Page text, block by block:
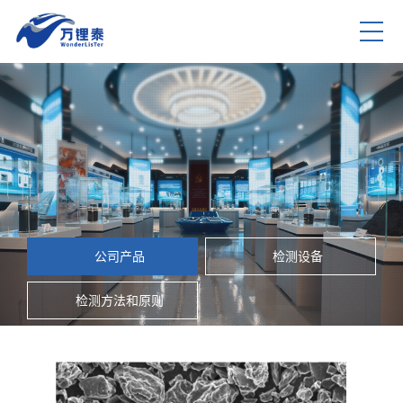
公司产品 检测设备
检测方法和原则